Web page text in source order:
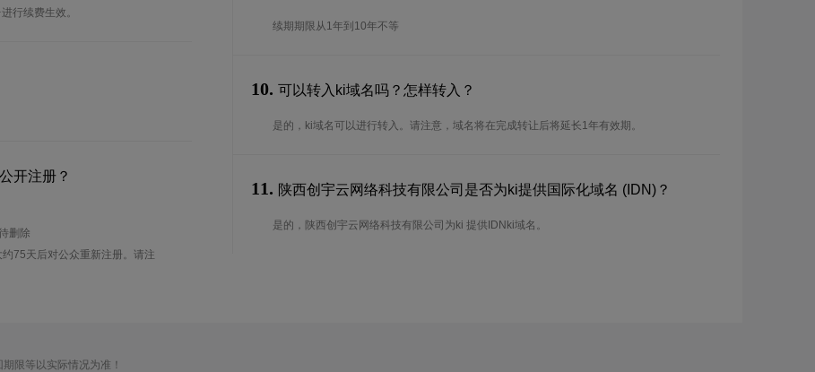
行续费生效。
开注册？
删除
75天后对公众重新注册。请注
续期期限从1年到10年不等
10. 可以转入ki域名吗？怎样转入？
是的，ki域名可以进行转入。请注意，域名将在完成转让后将延长1年有效期。
11. 陕西创宇云网络科技有限公司是否为ki提供国际化域名 (IDN)？
是的，陕西创宇云网络科技有限公司为ki 提供IDNki域名。
限等以实际情况为准！